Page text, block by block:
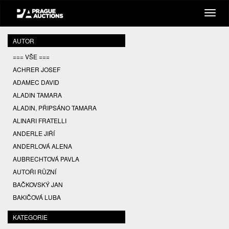
AUTOR
=== VŠE ===
ACHRER JOSEF
ADAMEC DAVID
ALADIN TAMARA
ALADIN, PŘIPSÁNO TAMARA
ALINARI FRATELLI
ANDERLE JIŘÍ
ANDERLOVÁ ALENA
AUBRECHTOVÁ PAVLA
AUTOŘI RŮZNÍ
BAČKOVSKÝ JAN
BAKIČOVÁ LUBA
BALCAR JIŘÍ
BALCAR KAREL
KATEGORIE